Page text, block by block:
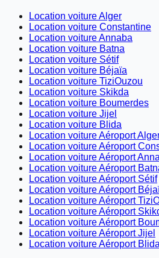
Location voiture Alger
Location voiture Constantine
Location voiture Annaba
Location voiture Batna
Location voiture Sétif
Location voiture Béjaïa
Location voiture TiziOuzou
Location voiture Skikda
Location voiture Boumerdes
Location voiture Jijel
Location voiture Blida
Location voiture Aéroport
Location voiture Aéroport
Location voiture Aéroport
Location voiture Aéroport
Location voiture Aéroport Sétif
Location voiture Aéroport
Location voiture Aéroport
Location voiture Aéroport
Location voiture Aéroport
Location voiture Aéroport Jijel
Location voiture Aéroport Blida